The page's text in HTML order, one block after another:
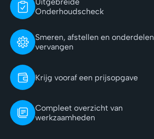
Onderhoudscheck
Smeren, afstellen en onderdelen
vervangen
Krijg vooraf een prijsopgave
Compleet overzicht van
werkzaamheden